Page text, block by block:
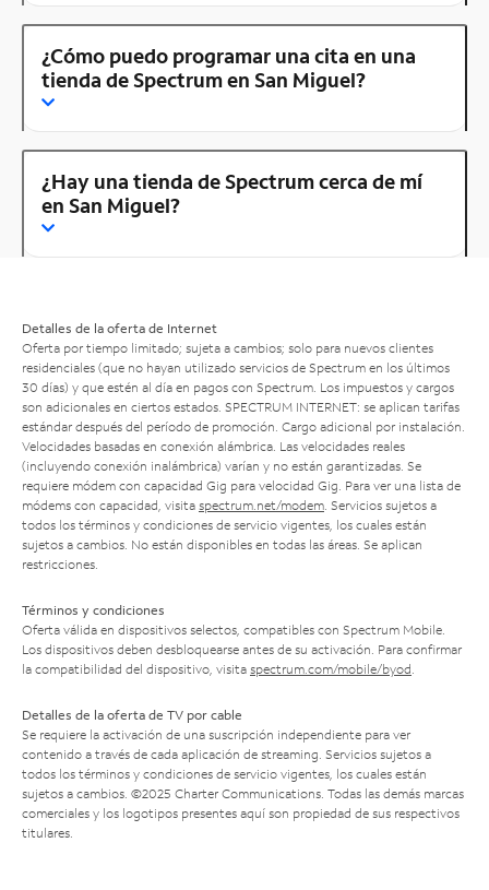
¿Cómo puedo programar una cita en una
tienda de Spectrum en San Miguel?
¿Hay una tienda de Spectrum cerca de mí
en San Miguel?
Detalles de la oferta de Internet
Oferta por tiempo limitado; sujeta a cambios; solo para nuevos clientes
residenciales (que no hayan utilizado servicios de Spectrum en los últimos
30 días) y que estén al día en pagos con Spectrum. Los impuestos y cargos
son adicionales en ciertos estados. SPECTRUM INTERNET: se aplican tarifas
estándar después del período de promoción. Cargo adicional por instalación.
Velocidades basadas en conexión alámbrica. Las velocidades reales
(incluyendo conexión inalámbrica) varían y no están garantizadas. Se
requiere módem con capacidad Gig para velocidad Gig. Para ver una lista de
módems con capacidad, visita spectrum.net/modem . Servicios sujetos a
todos los términos y condiciones de servicio vigentes, los cuales están
sujetos a cambios. No están disponibles en todas las áreas. Se aplican
restricciones.
Términos y condiciones
Oferta válida en dispositivos selectos, compatibles con Spectrum Mobile.
Los dispositivos deben desbloquearse antes de su activación. Para confirmar
la compatibilidad del dispositivo, visita spectrum.com/mobile/byod
Detalles de la oferta de TV por cable
Se requiere la activación de una suscripción independiente para ver
contenido a través de cada aplicación de streaming. Servicios sujetos a
todos los términos y condiciones de servicio vigentes, los cuales están
sujetos a cambios. ©2025 Charter Communications. Todas las demás marcas
comerciales y los logotipos presentes aquí son propiedad de sus respectivos
titulares.